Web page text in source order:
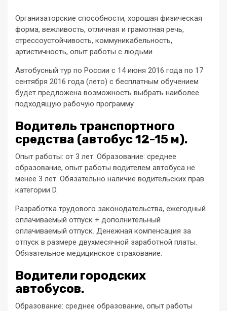
Организаторские способности, хорошая физическая
форма, вежливость, отличная и грамотная речь,
стрессоустойчивость, коммуникабельность,
артистичность, опыт работы с людьми.
Автобусный тур по России с 14 июня 2016 года по 17
сентября 2016 года (лето) c бесплатным обучением
будет предложена возможность выбрать наиболее
подходящую рабочую программу
Водитель транспортного
средства (автобус 12-15 м).
Опыт работы: от 3 лет. Образование: среднее
образование, опыт работы водителем автобуса не
менее 3 лет. Обязательно наличие водительских прав
категории D.
Разработка трудового законодательства, ежегодный
оплачиваемый отпуск + дополнительный
оплачиваемый отпуск. Денежная компенсация за
отпуск в размере двухмесячной заработной платы.
Обязательное медицинское страхование.
Водители городских
автобусов.
Образование: среднее образование, опыт работы